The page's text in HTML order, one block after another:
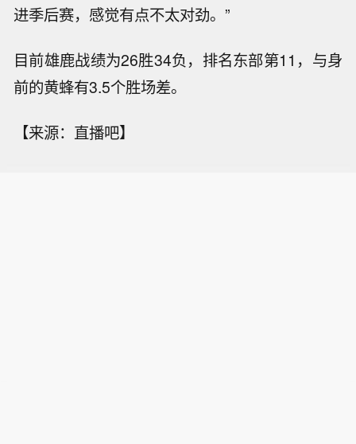
进季后赛，感觉有点不太对劲。”
目前雄鹿战绩为26胜34负，排名东部第11，与身
前的黄蜂有3.5个胜场差。
【来源：直播吧】